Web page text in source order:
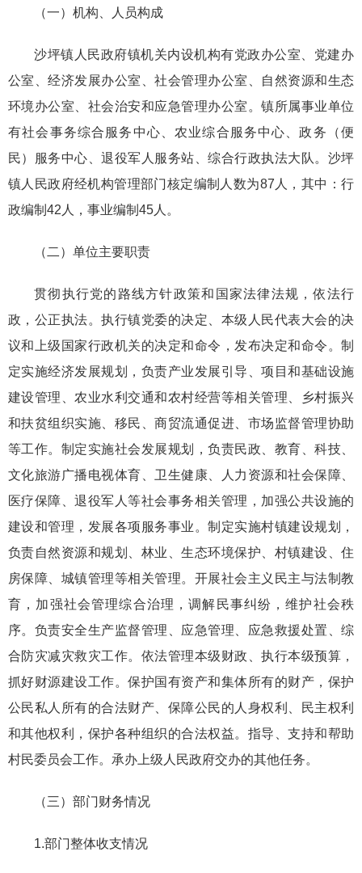
（一）机构、人员构成
沙坪镇人民政府镇机关内设机构有党政办公室、党建办
公室、经济发展办公室、社会管理办公室、自然资源和生态
环境办公室、社会治安和应急管理办公室。镇所属事业单位
有社会事务综合服务中心、农业综合服务中心、政务（便
民）服务中心、退役军人服务站、综合行政执法大队。沙坪
镇人民政府经机构管理部门核定编制人数为87人，其中：行
政编制42人，事业编制45人。
（二）单位主要职责
贯彻执行党的路线方针政策和国家法律法规，依法行
政，公正执法。执行镇党委的决定、本级人民代表大会的决
议和上级国家行政机关的决定和命令，发布决定和命令。制
定实施经济发展规划，负责产业发展引导、项目和基础设施
建设管理、农业水利交通和农村经营等相关管理、乡村振兴
和扶贫组织实施、移民、商贸流通促进、市场监督管理协助
等工作。制定实施社会发展规划，负责民政、教育、科技、
文化旅游广播电视体育、卫生健康、人力资源和社会保障、
医疗保障、退役军人等社会事务相关管理，加强公共设施的
建设和管理，发展各项服务事业。制定实施村镇建设规划，
负责自然资源和规划、林业、生态环境保护、村镇建设、住
房保障、城镇管理等相关管理。开展社会主义民主与法制教
育，加强社会管理综合治理，调解民事纠纷，维护社会秩
序。负责安全生产监督管理、应急管理、应急救援处置、综
合防灾减灾救灾工作。依法管理本级财政、执行本级预算，
抓好财源建设工作。保护国有资产和集体所有的财产，保护
公民私人所有的合法财产、保障公民的人身权利、民主权利
和其他权利，保护各种组织的合法权益。指导、支持和帮助
村民委员会工作。承办上级人民政府交办的其他任务。
（三）部门财务情况
1.部门整体收支情况